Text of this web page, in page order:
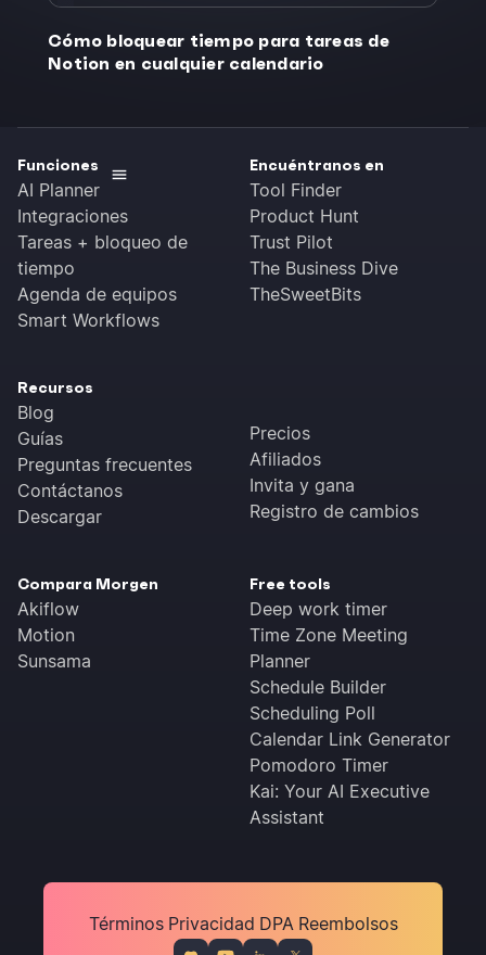
Cómo bloquear tiempo para tareas de
Notion en cualquier calendario
Funciones
AI Planner
Integraciones
Tareas + bloqueo de
tiempo
Agenda de equipos
Smart Workflows
Encuéntranos en
Tool Finder
Product Hunt
Trust Pilot
The Business Dive
TheSweetBits
Recursos
Blog
Guías
Preguntas frecuentes
Contáctanos
Descargar
Precios
Afiliados
Invita y gana
Registro de cambios
Compara Morgen
Akiflow
Motion
Sunsama
Free tools
Deep work timer
Time Zone Meeting
Planner
Schedule Builder
Scheduling Poll
Calendar Link Generator
Pomodoro Timer
Kai: Your AI Executive
Assistant
Términos Privacidad DPA Reembolsos